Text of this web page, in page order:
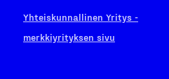
Yhteiskunnallinen Yritys -
merkkiyrityksen sivu